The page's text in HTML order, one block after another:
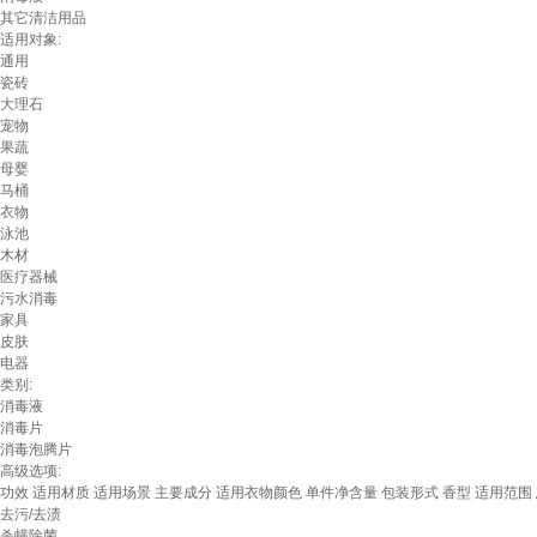
其它清洁用品
适用对象:
通用
瓷砖
大理石
宠物
果蔬
母婴
马桶
衣物
泳池
木材
医疗器械
污水消毒
家具
皮肤
电器
类别:
消毒液
消毒片
消毒泡腾片
高级选项:
功效 适用材质 适用场景 主要成分 适用衣物颜色 单件净含量 包装形式 香型 适用范围
去污/去渍